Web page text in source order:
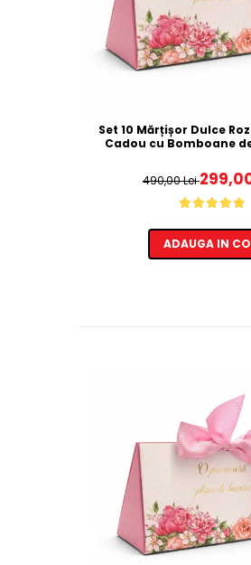
Set 10 Mărțișor Dulce
Cadou cu Bomboane
490,00 Lei
ADAUGA IN